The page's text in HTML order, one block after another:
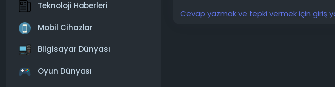
Teknoloji Haberleri
Mobil Cihazlar
Bilgisayar Dünyası
Oyun Dünyası
Konunun detaylarını forumdan
Cevap yazmak ve tepki vermek için giriş